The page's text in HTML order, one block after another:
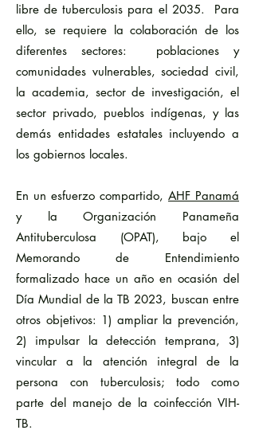
libre de tuberculosis para el 2035. Para
ello, se requiere la colaboración de los
diferentes sectores: poblaciones y
comunidades vulnerables, sociedad civil,
la academia, sector de investigación, el
sector privado, pueblos indígenas, y las
demás entidades estatales incluyendo a
los gobiernos locales.
En un esfuerzo compartido, AHF Panamá
y la Organización Panameña
Antituberculosa (OPAT), bajo el
Memorando de Entendimiento
formalizado hace un año en ocasión del
Día Mundial de la TB 2023, buscan entre
otros objetivos: 1) ampliar la prevención,
2) impulsar la detección temprana, 3)
vincular a la atención integral de la
persona con tuberculosis; todo como
parte del manejo de la coinfección VIH-
TB.